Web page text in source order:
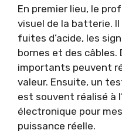
En premier lieu, le
visuel de la batterie.
fuites d’acide, les
bornes et des câbles.
importants peuvent
valeur. Ensuite, un
est souvent réalisé à
électronique pour
puissance réelle.